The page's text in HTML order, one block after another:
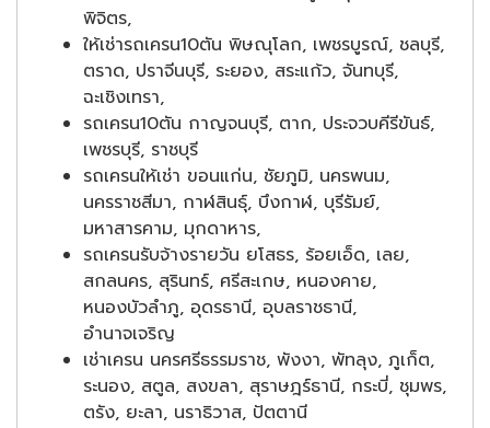
พิจิตร,
ให้เช่ารถเครน10ตัน พิษณุโลก, เพชรบูรณ์, ชลบุรี,
ตราด, ปราจีนบุรี, ระยอง, สระแก้ว, จันทบุรี,
ฉะเชิงเทรา,
รถเครน10ตัน กาญจนบุรี, ตาก, ประจวบคีรีขันธ์,
เพชรบุรี, ราชบุรี
รถเครนให้เช่า ขอนแก่น, ชัยภูมิ, นครพนม,
นครราชสีมา, กาฬสินธุ์, บึงกาฬ, บุรีรัมย์,
มหาสารคาม, มุกดาหาร,
รถเครนรับจ้างรายวัน ยโสธร, ร้อยเอ็ด, เลย,
สกลนคร, สุรินทร์, ศรีสะเกษ, หนองคาย,
หนองบัวลำภู, อุดรธานี, อุบลราชธานี,
อำนาจเจริญ
เช่าเครน นครศรีธรรมราช, พังงา, พัทลุง, ภูเก็ต,
ระนอง, สตูล, สงขลา, สุราษฎร์ธานี, กระบี่, ชุมพร,
ตรัง, ยะลา, นราธิวาส, ปัตตานี